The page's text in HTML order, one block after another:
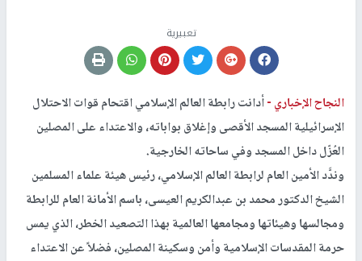
تعبيرية
النجاح الإخباري -أدانت رابطة العالم الإسلامي اقتحام قوات الاحتلال
الإسرائيلية المسجد الأقصى وإغلاق بواباته، والاعتداء على المصلين
العُزّل داخل المسجد وفي ساحاته الخارجية.
وندَّد الأمين العام لرابطة العالم الإسلامي، رئيس هيئة علماء المسلمين
الشيخ الدكتور محمد بن عبدالكريم العيسى، باسم الأمانة العام للرابطة
ومجالسها وهيئاتها ومجامعها العالمية بهذا التصعيد الخطر، الذي يمس
حرمة المقدسات الإسلامية وأمن وسكينة المصلين، فضلاً عن الاعتداء